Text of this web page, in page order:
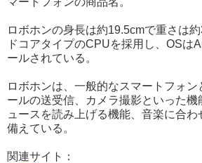
ロボホンの身長は約19.5cmで重さは
ドコアタイプのCPUを採用し、OSは
ールされている。
ロボホンは、一般的なスマートフォン
ールの送受信、カメラ撮影といった機
ュースを読み上げる機能、音楽に合
備えている。
関連サイト：